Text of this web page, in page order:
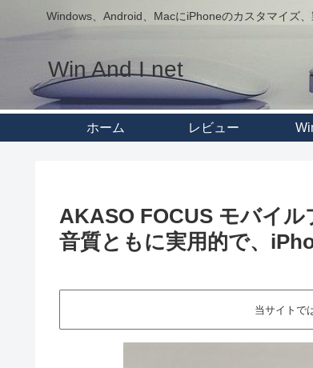
Windows、Android、MacにiPhoneのカスタマイズ
Win And I net
ホーム レビュー
AKASO FOCUS モバイル
音質ともに実用的で、
当サイトで